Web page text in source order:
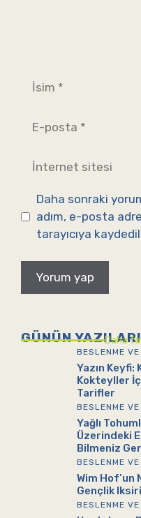
İsim
posta
İnternet
Daha sonraki
adım, e-posta
tarayıcıya
GÜNÜN YAZILARI
Daha
BESLENME
Yazın Keyfi:
Kokteyller
Tarifler
BESLENME
Yağlı
Üzerindeki
Bilmeniz
BESLENME
Wim Hof’un
Gençlik
BESLENME